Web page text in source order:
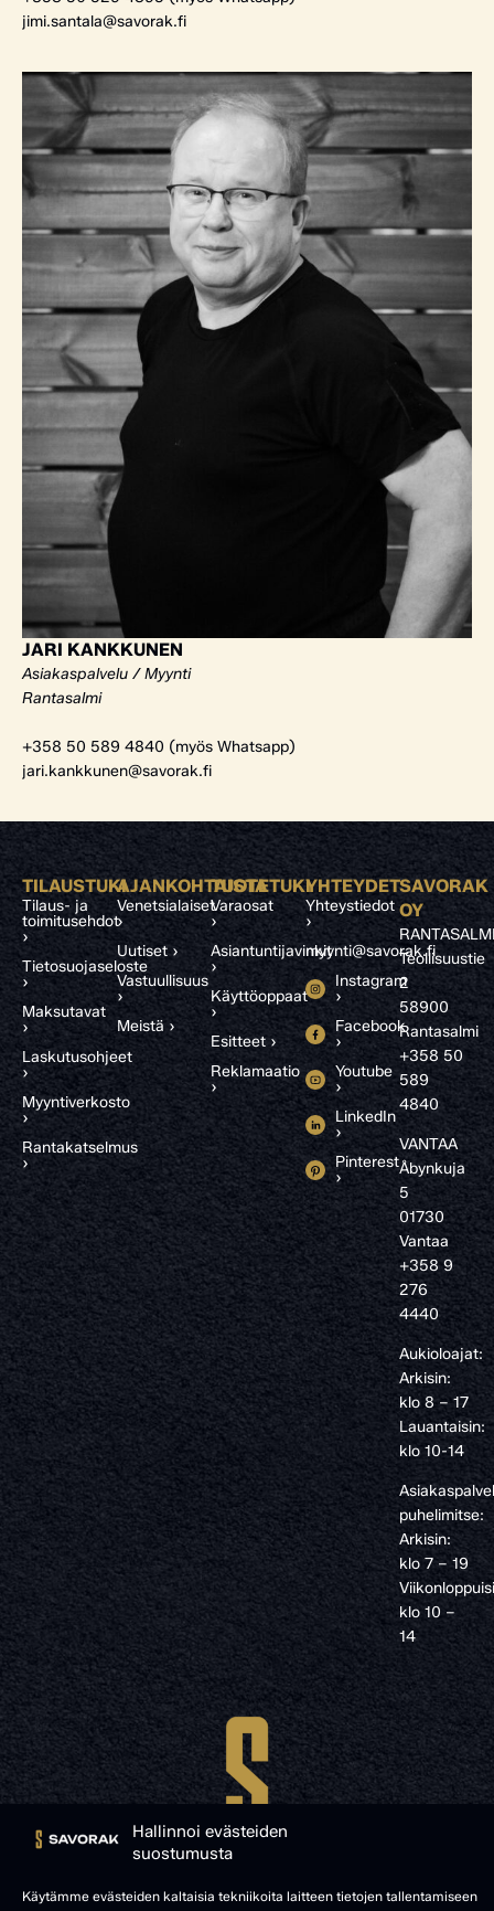
Hallinnoi evästeiden
suostumusta
Käytämme evästeiden kaltaisia tekniikoita laitteen tietojen tallentamiseen
jimi.santala@savorak.fi
JARI KANKKUNEN
Asiakaspalvelu / Myynti
Rantasalmi
+358 50 589 4840 (myös Whatsapp)
jari.kankkunen@savorak.fi
TILAUSTUKI
Tilaus- ja
toimitusehdot
›
Tietosuojaseloste
›
Maksutavat
›
Laskutusohjeet
›
Myyntiverkosto
›
Rantakatselmus
›
AJANKOHTAISTA
Venetsialaiset
›
Uutiset ›
Vastuullisuus
›
Meistä ›
TUOTETUKI
Varaosat
›
Asiantuntijavinkit
›
Käyttöoppaat
›
Esitteet ›
Reklamaatio
›
YHTEYDET
Yhteystiedot
›
myynti@savorak.fi
Instagram
›
Facebook
›
Youtube
›
LinkedIn
›
Pinterest
›
SAVORAK
OY
Teollisuustie
2
58900
Rantasalmi
+358 50
589
4840
VANTAA
Åbynkuja
5
01730
Vantaa
+358 9
276
4440
Aukioloajat:
Arkisin:
klo 8 – 17
Lauantaisin:
klo 10-14
puhelimitse:
Arkisin:
klo 7 – 19
klo 10 –
14